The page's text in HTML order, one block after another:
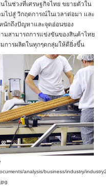
ในช่วงที่เศรษฐกิจไทย ขยายตัวใน
ไปสู่ วิกฤตการณ์ในเวลาต่อมา และ
นักถึงปัญหาและจุดอ่อนของ
มสามารถการแข่งขันของสินค้าไทย
การผลิตในทุกๆดกลุ่มให้ดียิ่งขึ้น
analysis/business/industry/